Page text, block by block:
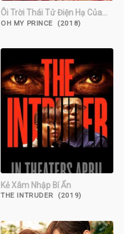
Ôi Trời Thái Tử Điện Hạ Của
Tôi
OH MY PRINCE (2018)
Kẻ Xâm Nhập Bí Ẩn
THE INTRUDER (2019)